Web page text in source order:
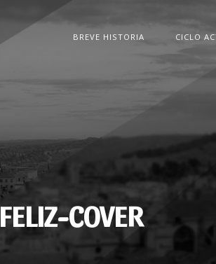
BREVE HISTORIA CICLO
FELIZ-COVER